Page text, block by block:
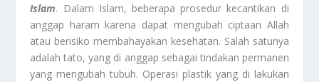
Islam. Dalam Islam, beberapa prosedur kecantikan di
anggap haram karena dapat mengubah ciptaan Allah
atau berisiko membahayakan kesehatan. Salah satunya
adalah tato, yang di anggap sebagai tindakan permanen
yang mengubah tubuh. Operasi plastik yang di lakukan